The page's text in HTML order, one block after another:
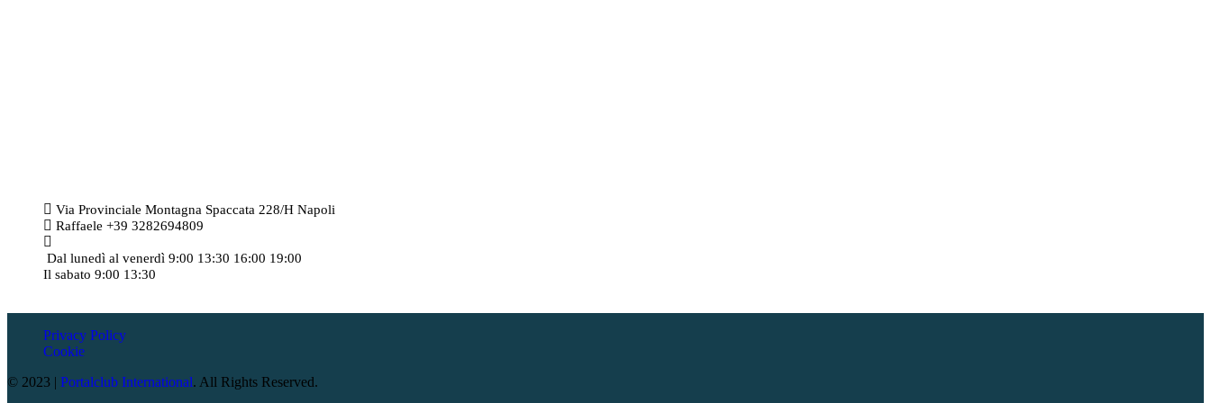
Via Provinciale Montagna Spaccata 228/H Napoli
Raffaele +39 3282694809
Dal lunedì al venerdì 9:00 13:30 16:00 19:00
Il sabato 9:00 13:30
Privacy Policy
Cookie
© 2023 | Portalclub International. All Rights Reserved.